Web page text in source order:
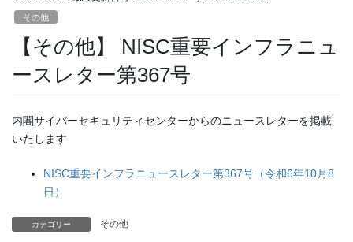
その他
【その他】 NISC重要インフラニュ
ースレター第367号
内閣サイバーセキュリティセンターからのニュースレターを掲載
いたします
NISC重要インフラニュースレター第367号（令和6年10月8
日）
カテゴリー その他